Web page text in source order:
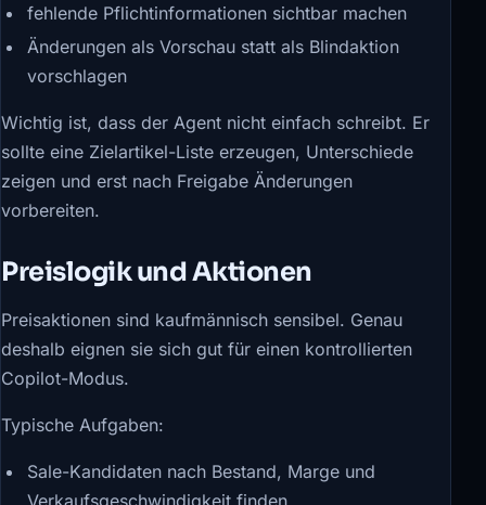
fehlende Pflichtinformationen sichtbar machen
Änderungen als Vorschau statt als Blindaktion
vorschlagen
Wichtig ist, dass der Agent nicht einfach schreibt. Er
sollte eine Zielartikel-Liste erzeugen, Unterschiede
zeigen und erst nach Freigabe Änderungen
vorbereiten.
Preislogik und Aktionen
Preisaktionen sind kaufmännisch sensibel. Genau
deshalb eignen sie sich gut für einen kontrollierten
Copilot-Modus.
Typische Aufgaben:
Sale-Kandidaten nach Bestand, Marge und